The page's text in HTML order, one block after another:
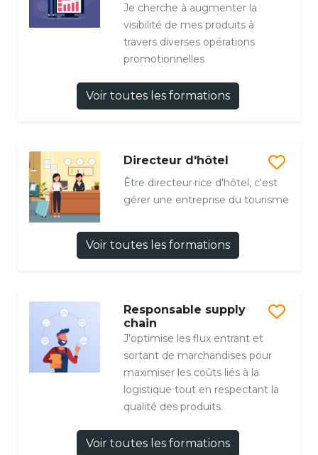
Je cherche à augmenter la
visibilité de mes produits à
travers diverses opérations
promotionnelles
Voir toutes les formations
Directeur d'hôtel
Être directeur·rice d'hôtel, c'est
gérer une entreprise du tourisme
Voir toutes les formations
Responsable supply
chain
J’optimise les flux entrant et
sortant de marchandises pour
maximiser les coûts liés à la
logistique tout en respectant la
qualité des produits.
Voir toutes les formations